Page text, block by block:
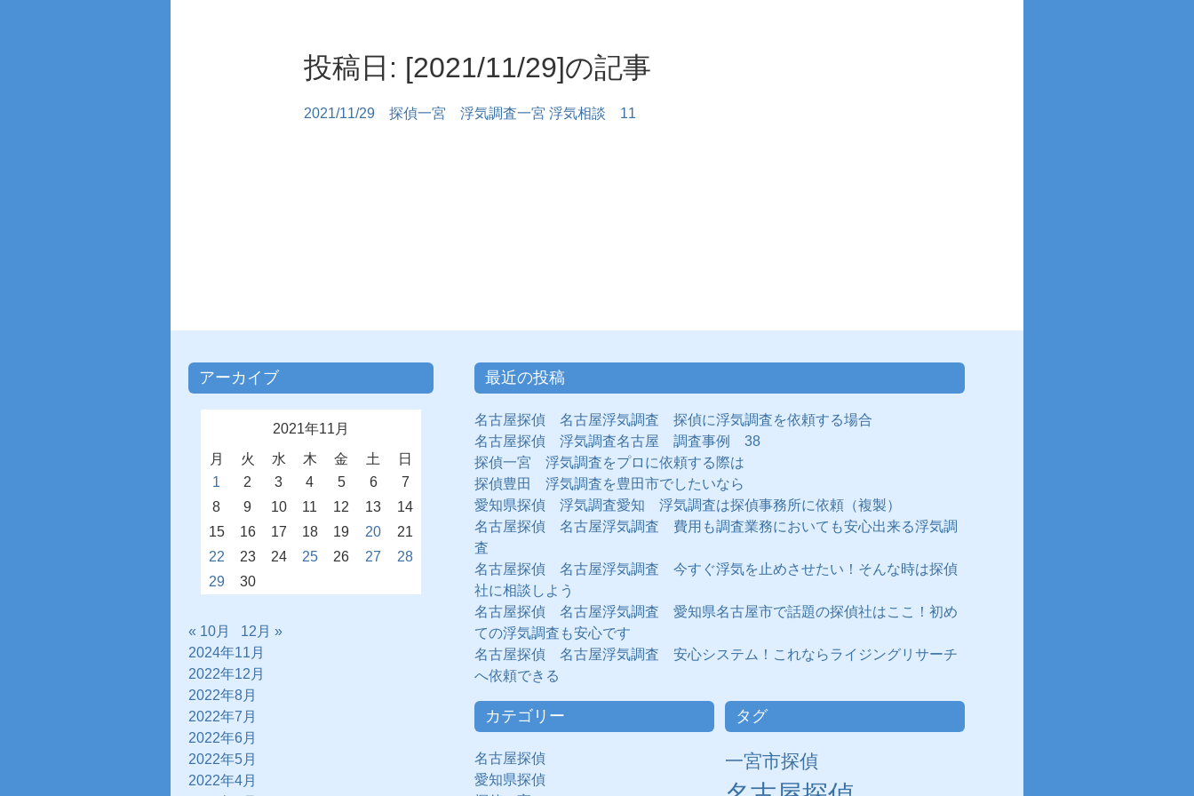
投稿日: [2021/11/29]の記事
2021/11/29 探偵一宮 浮気調査一宮 浮気相談 11
アーカイブ
2021年11月
月
火 水 木 金 土
日
1
2 3 4 5 6
7
8
9 10 11 12 13
14
15
16 17 18 19 20
21
22
23 24 25 26 27
28
29
30
« 10月
12月 »
2024年11月
2022年12月
2022年8月
2022年7月
2022年6月
2022年5月
2022年4月
最近の投稿
名古屋探偵 名古屋浮気調査 探偵に浮気調査を依頼する場合
名古屋探偵 浮気調査名古屋 調査事例 38
探偵一宮 浮気調査をプロに依頼する際は
探偵豊田 浮気調査を豊田市でしたいなら
愛知県探偵 浮気調査愛知 浮気調査は探偵事務所に依頼（複製）
名古屋探偵 名古屋浮気調査 費用も調査業務においても安心出来る浮気調
査
名古屋探偵 名古屋浮気調査 今すぐ浮気を止めさせたい！そんな時は探偵
社に相談しよう
名古屋探偵 名古屋浮気調査 愛知県名古屋市で話題の探偵社はここ！初め
ての浮気調査も安心です
名古屋探偵 名古屋浮気調査 安心システム！これならライジングリサーチ
へ依頼できる
カテゴリー
名古屋探偵
愛知県探偵
タグ
一宮市探偵